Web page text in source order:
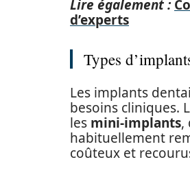
Lire également :
d’experts
Types
Les implants
besoins cliniques.
les mini-implants,
habituellement
coûteux et